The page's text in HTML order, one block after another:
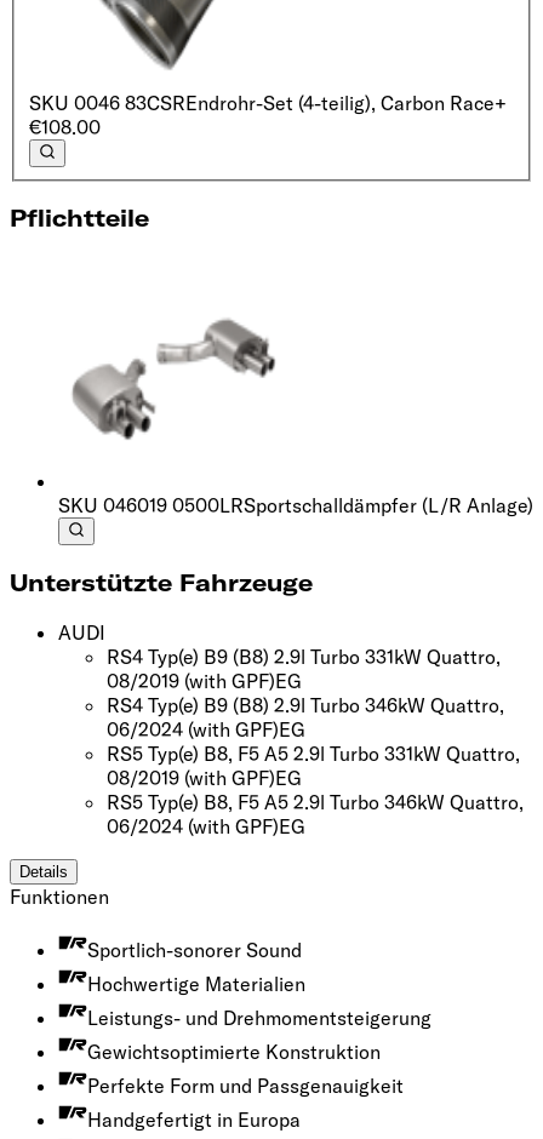
SKU 0046 83CSREndrohr-Set (4-teilig), Carbon Race+
€108.00
Pflichtteile
SKU 046019 0500LRSportschalldämpfer (L/R Anlage)
Unterstützte Fahrzeuge
AUDI
RS4 Typ(e) B9 (B8) 2.9l Turbo 331kW Quattro,
08/2019 (with GPF)EG
RS4 Typ(e) B9 (B8) 2.9l Turbo 346kW Quattro,
06/2024 (with GPF)EG
RS5 Typ(e) B8, F5 A5 2.9l Turbo 331kW Quattro,
08/2019 (with GPF)EG
RS5 Typ(e) B8, F5 A5 2.9l Turbo 346kW Quattro,
06/2024 (with GPF)EG
Details
Funktionen
Sportlich-sonorer Sound
Hochwertige Materialien
Leistungs- und Drehmomentsteigerung
Gewichtsoptimierte Konstruktion
Perfekte Form und Passgenauigkeit
Handgefertigt in Europa